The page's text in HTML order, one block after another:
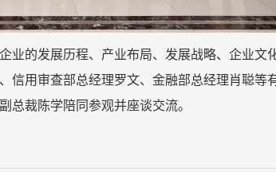
业的发展历程、产业布局、发展战略、企业文
信用审查部总经理罗文、金融部总经理肖聪等
总裁陈学陪同参观并座谈交流。